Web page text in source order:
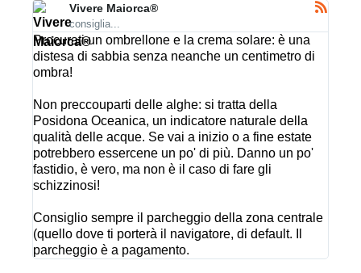
Vivere Maiorca®
consiglia...
Procurati un ombrellone e la crema solare: è una
distesa di sabbia senza neanche un centimetro di
ombra!
Non preccouparti delle alghe: si tratta della
Posidona Oceanica, un indicatore naturale della
qualità delle acque. Se vai a inizio o a fine estate
potrebbero essercene un po' di più. Danno un po'
fastidio, è vero, ma non è il caso di fare gli
schizzinosi!
Consiglio sempre il parcheggio della zona centrale
(quello dove ti porterà il navigatore, di default. Il
parcheggio è a pagamento.